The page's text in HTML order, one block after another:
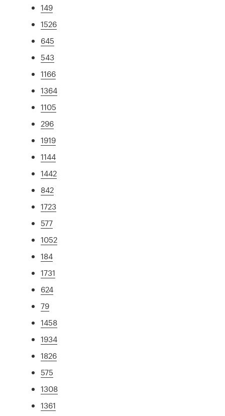
149
1526
645
543
1166
1364
1105
296
1919
1144
1442
842
1723
577
1052
184
1731
624
79
1458
1934
1826
575
1308
1361